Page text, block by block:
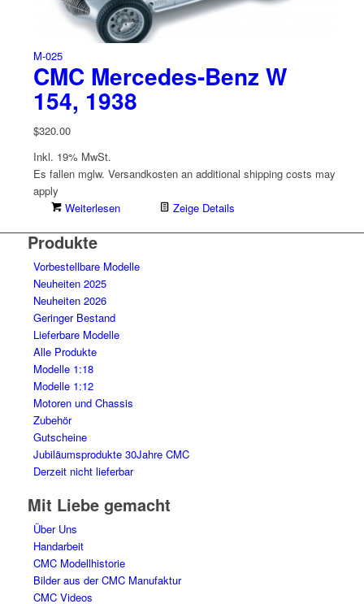
M-025
CMC Mercedes-Benz W
154, 1938
$320.00
Inkl. 19% MwSt.
Es fallen mglw. Versand­kosten an additional shipping costs may
apply
Weiterlesen
Zeige Details
Produkte
Vorbestellbare Modelle
Neuheiten 2025
Neuheiten 2026
Geringer Bestand
Lieferbare Modelle
Alle Produkte
Modelle 1:18
Modelle 1:12
Motoren und Chassis
Zubehör
Gutscheine
Jubiläumsprodukte 30Jahre CMC
Derzeit nicht lieferbar
Mit Liebe gemacht
Über Uns
Handarbeit
CMC Modellhistorie
Bilder aus der CMC Manufaktur
CMC Videos